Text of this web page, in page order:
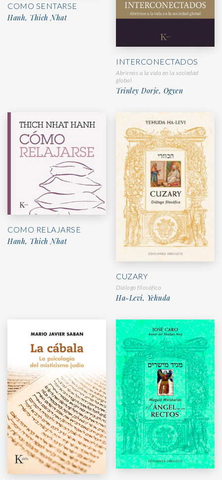
COMO SENTARSE
Hanh, Thich Nhat
INTERCONECTADOS
Abrirnos a la vida en la sociedad
global
Trinley Dorje, Ogyen
COMO RELAJARSE
Hanh, Thich Nhat
CUZARY
Diálogo filosófico
Ha-Levi, Yehuda